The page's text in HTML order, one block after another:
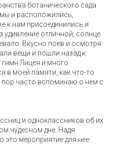
ботанического сада
и расположились,
к нам присоединились и
удивление отличной, солнце
Вкусно поев и осмотря
вещи и пошли назад к
Лицея и много
в моей памяти, как что-то
пор часто вспоминаю о нем с
и одноклассников об их
чудесном дне. Надя
это мероприятие для нее